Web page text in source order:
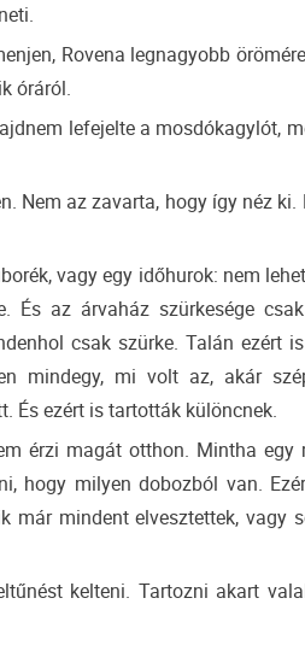
Rovena legnagyobb
óráról.
lefejelte a mosdókagylót,
Nem az zavarta, hogy így néz ki.
vagy egy időhurok: nem
És az árvaház szürkesége
csak szürke. Talán ezért
mindegy, mi volt az, akár
És ezért is tartották különcnek.
érzi magát otthon. Mintha egy
hogy milyen dobozból van.
már mindent elvesztettek, vagy
kelteni. Tartozni akart